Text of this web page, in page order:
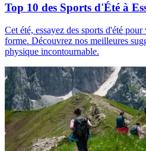
Top 10 des Sports d'Été à
Cet été, essayez des sports d'été
forme. Découvrez nos meilleures
physique incontournable.